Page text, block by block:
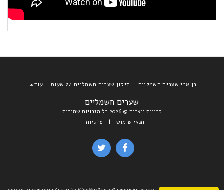
שערים חשמליים
זכויות יוצרים © 2026 כל הזכויות שמורות
תנאי שימוש | פרטיות
בן אבי שערים חשמליים תיקון שערים חשמליים 24 שעות עוד